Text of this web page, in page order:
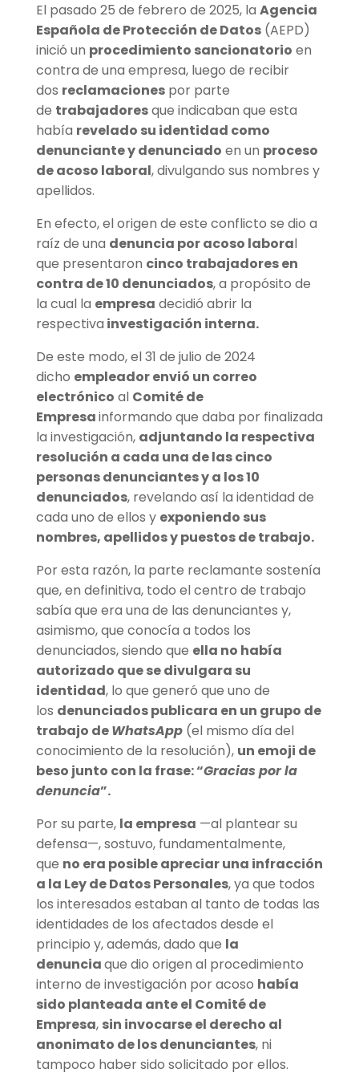
El pasado 25 de febrero de 2025, la Agencia
Española de Protección de Datos(AEPD)
inició un procedimiento sancionatorio en
contra de una empresa, luego de recibir
dos reclamacionespor parte
de trabajadoresque indicaban que esta
había revelado su identidad como
denunciante y denunciado en un proceso
de acoso laboral, divulgando sus nombres y
apellidos.
En efecto, el origen de este conflicto se dio a
raíz de una denuncia por acoso laboral
que presentaron cinco trabajadores en
contra de 10 denunciados, a propósito de
la cual la empresa decidió abrir la
respectiva investigación interna.
De este modo, el 31 de julio de 2024
dicho empleador envió un correo
electrónico al Comité de
Empresainformando que daba por finalizada
la investigación, adjuntando la respectiva
resolución a cada una de las cinco
personas denunciantes y a los 10
denunciados, revelando así la identidad de
cada uno de ellos y exponiendo sus
nombres, apellidos y puestos de trabajo.
Por esta razón, la parte reclamante sostenía
que, en definitiva, todo el centro de trabajo
sabía que era una de las denunciantes y,
asimismo, que conocía a todos los
denunciados, siendo que ella no había
autorizado que se divulgara su
identidad, lo que generó que uno de
los denunciados publicara en un grupo de
trabajo deWhatsApp(el mismo día del
conocimiento de la resolución), un emoji de
beso junto con la frase: “Gracias por la
denuncia”.
Por su parte, la empresa —al plantear su
defensa—, sostuvo, fundamentalmente,
que no era posible apreciar una infracción
a la Ley de Datos Personales, ya que todos
los interesados estaban al tanto de todas las
identidades de los afectados desde el
principio y, además, dado que la
denunciaque dio origen al procedimiento
interno de investigación por acoso había
sido planteada ante el Comité de
Empresa, sin invocarse el derecho al
anonimato de los denunciantes, ni
tampoco haber sido solicitado por ellos.